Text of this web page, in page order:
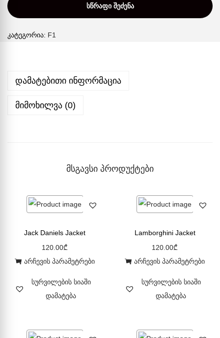
ᲡᲬᲠᲐᲤᲘ ᲨᲔᲫᲔᲜᲐ
კატეგორია: F1
დამატებითი ინფორმაცია
მიმოხილვა (0)
მსგავსი პროდუქტები
Jack Daniels Jacket
120.00₾
არჩევის პარამეტრები
სურვილების სიაში
დამატება
Lamborghini Jacket
120.00₾
არჩევის პარამეტრები
სურვილების სიაში
დამატება